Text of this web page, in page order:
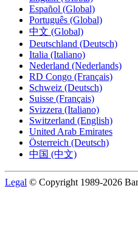
Español (Global)
Português (Global)
中文 (Global)
Deutschland (Deutsch)
Italia (Italiano)
Nederland (Nederlands)
RD Congo (Français)
Schweiz (Deutsch)
Suisse (Français)
Svizzera (Italiano)
Switzerland (English)
United Arab Emirates
Österreich (Deutsch)
中国 (中文)
Legal © Copyright 1989-2026